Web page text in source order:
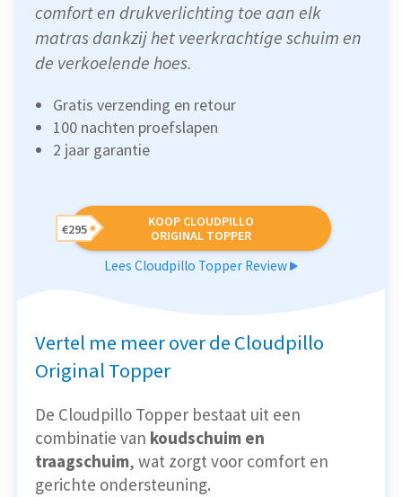
comfort en drukverlichting toe aan elk
matras dankzij het veerkrachtige schuim en
de verkoelende hoes.
Gratis verzending en retour
100 nachten proefslapen
2 jaar garantie
KOOP CLOUDPILLO
ORIGINAL TOPPER
€295
Lees Cloudpillo Topper Review
Vertel me meer over de Cloudpillo
Original Topper
De Cloudpillo Topper bestaat uit een
combinatie van koudschuim en
traagschuim, wat zorgt voor comfort en
gerichte ondersteuning.